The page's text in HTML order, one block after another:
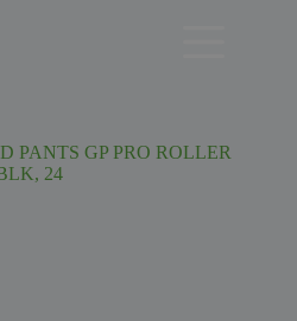
PANTS GP PRO ROLLER
24